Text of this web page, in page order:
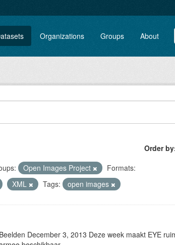
Organizations Groups About
Order by
Open Images Project
Formats:
XML Tags: open images
December 3, 2013 Deze week maakt EYE